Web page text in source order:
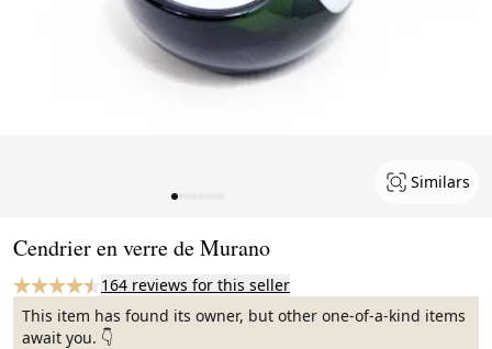
Similars
Cendrier en verre de Murano
164 reviews for this seller
This item has found its owner, but other one-of-a-kind items
await you. 👇